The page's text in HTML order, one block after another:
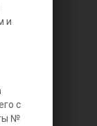
и
с
№